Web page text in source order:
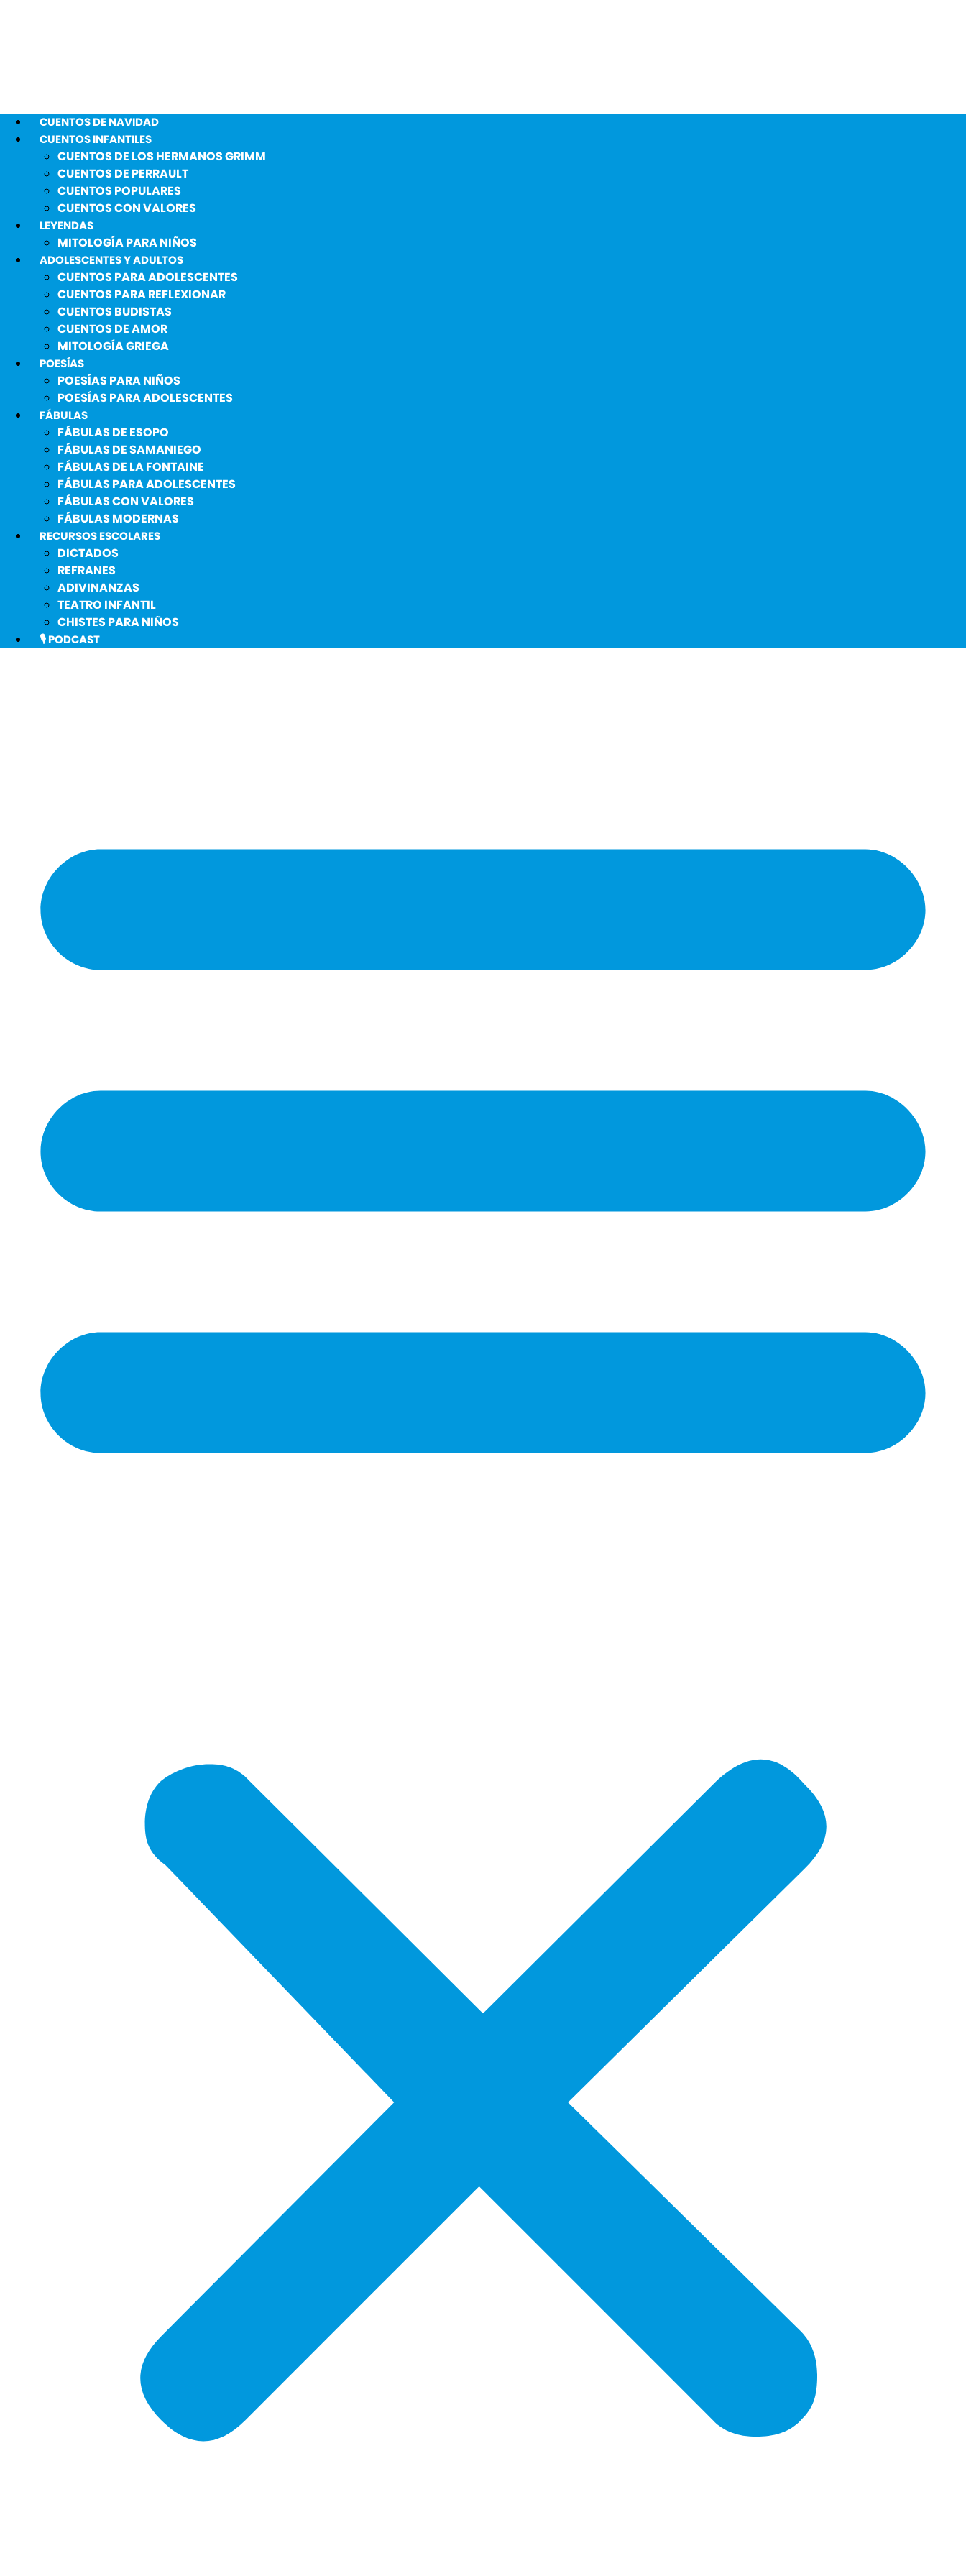
CUENTOS DE NAVIDAD
CUENTOS INFANTILES
CUENTOS DE LOS HERMANOS GRIMM
CUENTOS DE PERRAULT
CUENTOS POPULARES
CUENTOS CON VALORES
LEYENDAS
MITOLOGÍA PARA NIÑOS
ADOLESCENTES Y ADULTOS
CUENTOS PARA ADOLESCENTES
CUENTOS PARA REFLEXIONAR
CUENTOS BUDISTAS
CUENTOS DE AMOR
MITOLOGÍA GRIEGA
POESÍAS
POESÍAS PARA NIÑOS
POESÍAS PARA ADOLESCENTES
FÁBULAS
FÁBULAS DE ESOPO
FÁBULAS DE SAMANIEGO
FÁBULAS DE LA FONTAINE
FÁBULAS PARA ADOLESCENTES
FÁBULAS CON VALORES
FÁBULAS MODERNAS
RECURSOS ESCOLARES
DICTADOS
REFRANES
ADIVINANZAS
TEATRO INFANTIL
CHISTES PARA NIÑOS
🎙️ PODCAST